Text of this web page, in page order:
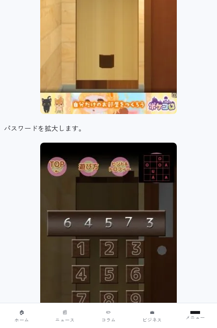
パスワードを拡大します。
🏠
ホーム
📰
ニュース
✏️
コラム
💼
ビジネス
メニュー